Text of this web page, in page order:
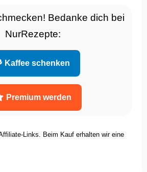
Bedanke dich bei
NurRezepte:
Kaffee schenken
Premium werden
Links. Beim Kauf erhalten wir eine